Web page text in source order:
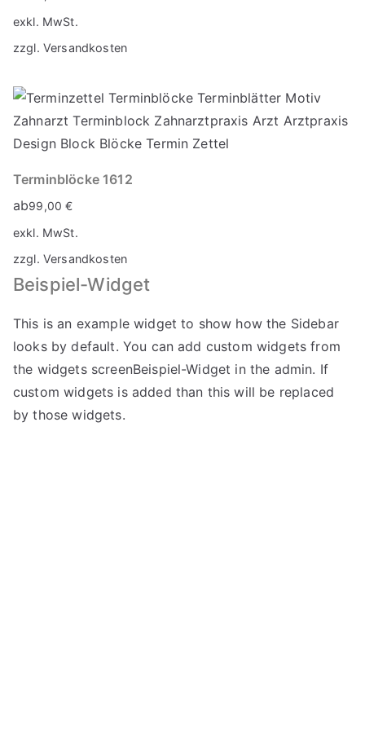
exkl. MwSt.
zzgl. Versandkosten
Terminblöcke 1612
ab99,00€
exkl. MwSt.
zzgl. Versandkosten
Beispiel-Widget
This is an example widget to show how the Sidebar
looks by default. You can add custom widgets from
the widgets screenBeispiel-Widget in the admin. If
custom widgets is added than this will be replaced
by those widgets.